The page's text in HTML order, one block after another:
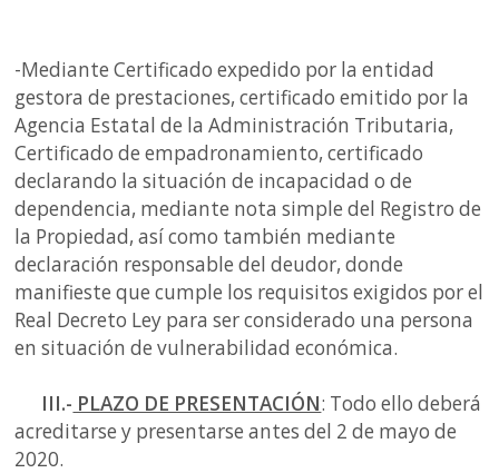
-Mediante Certificado expedido por la entidad
gestora de prestaciones, certificado emitido por la
Agencia Estatal de la Administración Tributaria,
Certificado de empadronamiento, certificado
declarando la situación de incapacidad o de
dependencia, mediante nota simple del Registro de
la Propiedad, así como también mediante
declaración responsable del deudor, donde
manifieste que cumple los requisitos exigidos por el
Real Decreto Ley para ser considerado una persona
en situación de vulnerabilidad económica.
III.- PLAZO DE PRESENTACIÓN: Todo ello deberá
acreditarse y presentarse antes del 2 de mayo de
2020.